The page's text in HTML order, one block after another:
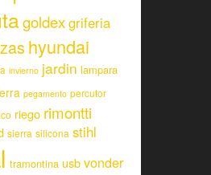
goldexgriferia
hyundai
invierno jardin lampara
pegamento percutor
riego rimontti
sierra silicona stihl
tramontina usbvonder